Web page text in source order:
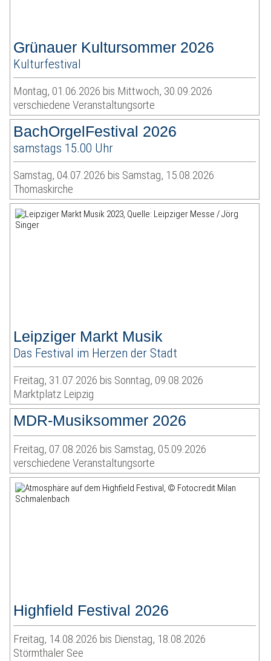
Grünauer Kultursommer 2026
Kulturfestival
Montag, 01.06.2026 bis Mittwoch, 30.09.2026
verschiedene Veranstaltungsorte
BachOrgelFestival 2026
samstags 15.00 Uhr
Samstag, 04.07.2026 bis Samstag, 15.08.2026
Thomaskirche
Leipziger Markt Musik
Das Festival im Herzen der Stadt
Freitag, 31.07.2026 bis Sonntag, 09.08.2026
Marktplatz Leipzig
MDR-Musiksommer 2026
Freitag, 07.08.2026 bis Samstag, 05.09.2026
verschiedene Veranstaltungsorte
Highfield Festival 2026
Freitag, 14.08.2026 bis Dienstag, 18.08.2026
Störmthaler See